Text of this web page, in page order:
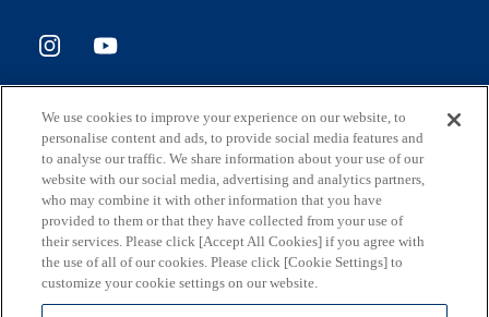
ホームページ評価アンケート
住所
163-8001 東京都新宿区西新宿2-8-1
メール
We use cookies to improve your experience on our website, to
personalise content and ads, to provide social media features and
to analyse our traffic. We share information about your use of our
website with our social media, advertising and analytics partners,
who may combine it with other information that you have
provided to them or that they have collected from your use of
their services. Please click [Accept All Cookies] if you agree with
the use of all of our cookies. Please click [Cookie Settings] to
customize your cookie settings on our website.